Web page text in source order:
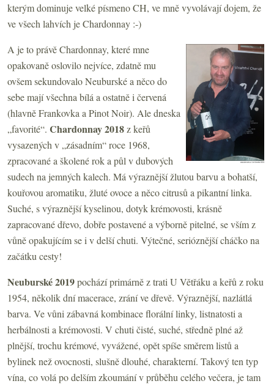
kterým dominuje velké písmeno CH, ve mně vyvolávají dojem, že
ve všech lahvích je Chardonnay :-)
A je to právě Chardonnay, které mne
opakovaně oslovilo nejvíce, zdatně mu
ovšem sekundovalo Neuburské a něco do
sebe mají všechna bílá a ostatně i červená
(hlavně Frankovka a Pinot Noir). Ale dneska
„favorité“. Chardonnay 2018z keřů
vysazených v „zásadním“ roce 1968,
zpracované a školené rok a půl v dubových
sudech na jemných kalech. Má výraznější žlutou barvu a bohatší,
kouřovou aromatiku, žluté ovoce a něco citrusů a pikantní linka.
Suché, s výraznější kyselinou, dotyk krémovosti, krásně
zapracované dřevo, dobře postavené a výborně pitelné, se vším z
vůně opakujícím se i v delší chuti. Výtečné, serióznější cháčko na
začátku cesty!
Neuburské 2019pochází primárně z trati U Větřáku a keřů z roku
1954, několik dní macerace, zrání ve dřevě. Výraznější, nazlátlá
barva. Ve vůni zábavná kombinace florální linky, listnatosti a
herbálnosti a krémovosti. V chuti čisté, suché, středně plné až
plnější, trochu krémové, vyvážené, opět spíše směrem listů a
bylinek než ovocnosti, slušně dlouhé, charakterní. Takový ten typ
vína, co volá po delším zkoumání v průběhu celého večera, je tam